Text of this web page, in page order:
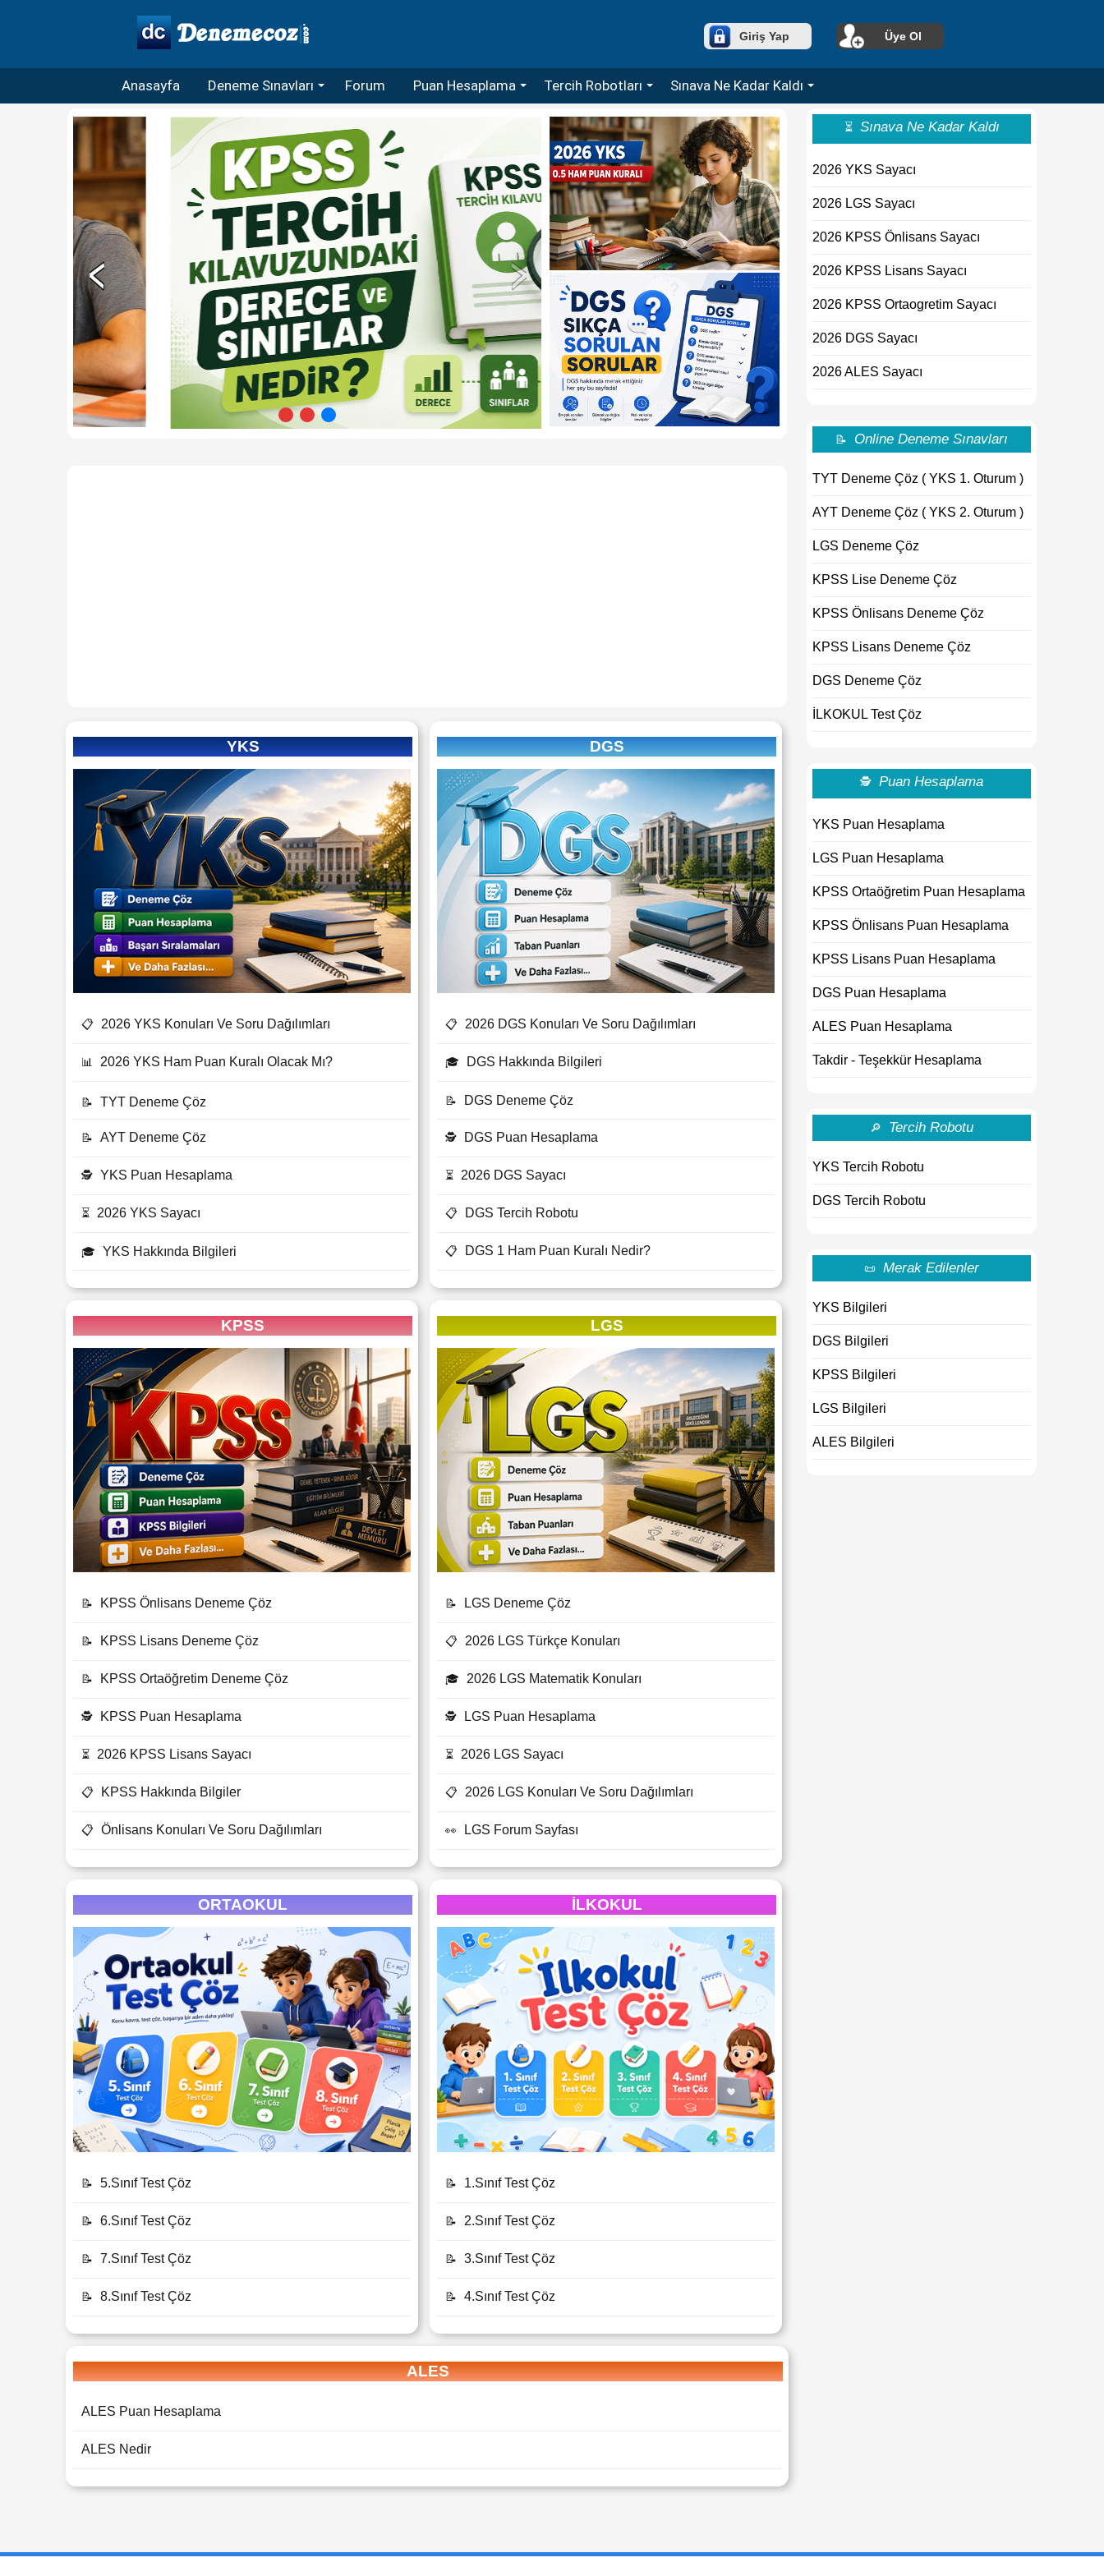
Giriş Yap Üye Ol
Anasayfa Deneme Sınavları Forum Puan Hesaplama Tercih Robotları Sınava Ne Kadar Kaldı
YKS
📋 2026 YKS Konuları Ve Soru Dağılımları
📊 2026 YKS Ham Puan Kuralı Olacak Mı?
📝 TYT Deneme Çöz
📝 AYT Deneme Çöz
🕵 YKS Puan Hesaplama
⏳ 2026 YKS Sayacı
🎓 YKS Hakkında Bilgileri
DGS
📋 2026 DGS Konuları Ve Soru Dağılımları
🎓 DGS Hakkında Bilgileri
📝 DGS Deneme Çöz
🕵 DGS Puan Hesaplama
⏳ 2026 DGS Sayacı
📋 DGS Tercih Robotu
📋 DGS 1 Ham Puan Kuralı Nedir?
KPSS
📝 KPSS Önlisans Deneme Çöz
📝 KPSS Lisans Deneme Çöz
📝 KPSS Ortaöğretim Deneme Çöz
🕵 KPSS Puan Hesaplama
⏳ 2026 KPSS Lisans Sayacı
📋 KPSS Hakkında Bilgiler
📋 Önlisans Konuları Ve Soru Dağılımları
LGS
📝 LGS Deneme Çöz
📋 2026 LGS Türkçe Konuları
🎓 2026 LGS Matematik Konuları
🕵 LGS Puan Hesaplama
⏳ 2026 LGS Sayacı
📋 2026 LGS Konuları Ve Soru Dağılımları
👀 LGS Forum Sayfası
ORTAOKUL
📝 5.Sınıf Test Çöz
📝 6.Sınıf Test Çöz
📝 7.Sınıf Test Çöz
📝 8.Sınıf Test Çöz
İLKOKUL
📝 1.Sınıf Test Çöz
📝 2.Sınıf Test Çöz
📝 3.Sınıf Test Çöz
📝 4.Sınıf Test Çöz
ALES
ALES Puan Hesaplama
ALES Nedir
⏳ Sınava Ne Kadar Kaldı
2026 YKS Sayacı
2026 LGS Sayacı
2026 KPSS Önlisans Sayacı
2026 KPSS Lisans Sayacı
2026 KPSS Ortaogretim Sayacı
2026 DGS Sayacı
2026 ALES Sayacı
📝 Online Deneme Sınavları
TYT Deneme Çöz ( YKS 1. Oturum )
AYT Deneme Çöz ( YKS 2. Oturum )
LGS Deneme Çöz
KPSS Lise Deneme Çöz
KPSS Önlisans Deneme Çöz
KPSS Lisans Deneme Çöz
DGS Deneme Çöz
İLKOKUL Test Çöz
🕵 Puan Hesaplama
YKS Puan Hesaplama
LGS Puan Hesaplama
KPSS Ortaöğretim Puan Hesaplama
KPSS Önlisans Puan Hesaplama
KPSS Lisans Puan Hesaplama
DGS Puan Hesaplama
ALES Puan Hesaplama
Takdir - Teşekkür Hesaplama
🔎 Tercih Robotu
YKS Tercih Robotu
DGS Tercih Robotu
📜 Merak Edilenler
YKS Bilgileri
DGS Bilgileri
KPSS Bilgileri
LGS Bilgileri
ALES Bilgileri